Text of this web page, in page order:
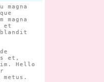
et
et,
Hello